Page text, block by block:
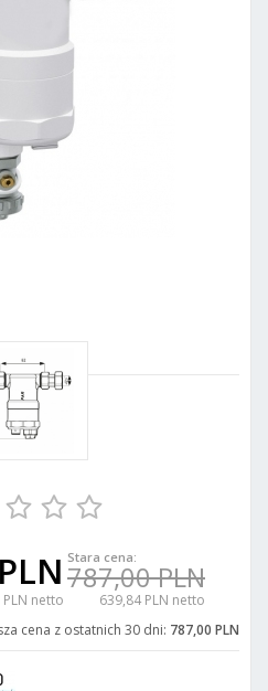
netto
Stara cena:
787,00 PLN
639,84 PLN netto
cena z ostatnich 30 dni: 787,00 PLN